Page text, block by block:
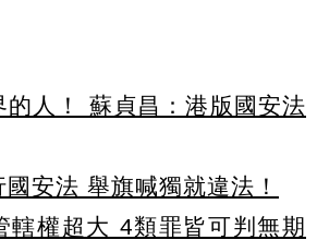
的人！ 蘇貞昌：港版國安法
安法 舉旗喊獨就違法！
轄權超大 4類罪皆可判無期